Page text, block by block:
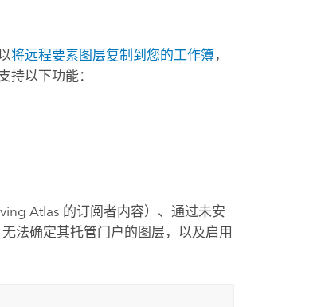
将远程要素图层复制到您的工作簿，
持以下功能：
Atlas 的订阅者内容）、通过未安
法确定其托管门户的图层，以及启用